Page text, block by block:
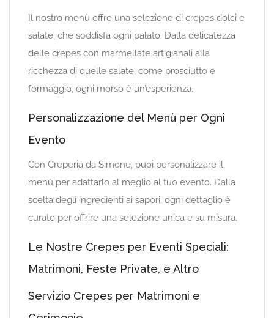
Il nostro menù offre una selezione di crepes dolci e
salate, che soddisfa ogni palato. Dalla delicatezza
delle crepes con marmellate artigianali alla
ricchezza di quelle salate, come prosciutto e
formaggio, ogni morso è un’esperienza.
Personalizzazione del Menù per Ogni
Evento
Con Creperia da Simone, puoi personalizzare il
menù per adattarlo al meglio al tuo evento. Dalla
scelta degli ingredienti ai sapori, ogni dettaglio è
curato per offrire una selezione unica e su misura.
Le Nostre Crepes per Eventi Speciali:
Matrimoni, Feste Private, e Altro
Servizio Crepes per Matrimoni e